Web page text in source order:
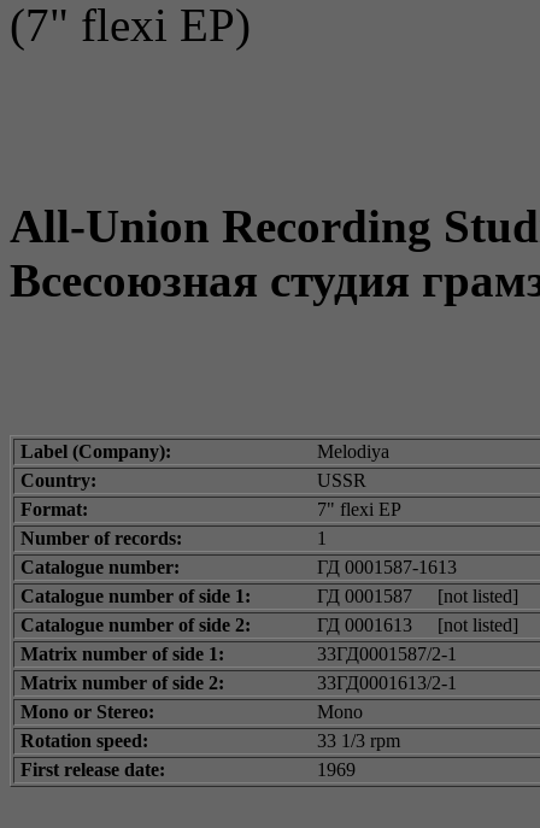
(7" flexi EP)
All-Union Recording
Всесоюзная студия
Label (Company):
Melodiya
Country:
USSR
Format:
7" flexi EP
Number of records:
1
Catalogue number:
ГД 0001587-1613
Catalogue number of side 1:
ГД 0001587
[not listed]
Catalogue number of side 2:
ГД 0001613
[not listed]
Matrix number of side 1:
33ГД0001587/2-1
Matrix number of side 2:
33ГД0001613/2-1
Mono or Stereo:
Mono
Rotation speed:
33 1/3 rpm
First release date:
1969